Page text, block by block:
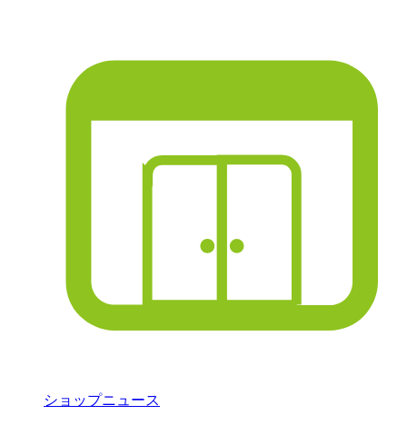
ショップニュース